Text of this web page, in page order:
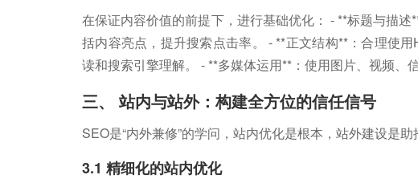
在保证内容价值的前提下，进行基础优化： - **标题与描
括内容亮点，提升搜索点击率。 - **正文结构**：合理使
读和搜索引擎理解。 - **多媒体运用**：使用图片、视频、
三、 站内与站外：构建全方位的信任信号
SEO是“内外兼修”的学问，站内优化是根本，站外建设是助
3.1 精细化的站内优化